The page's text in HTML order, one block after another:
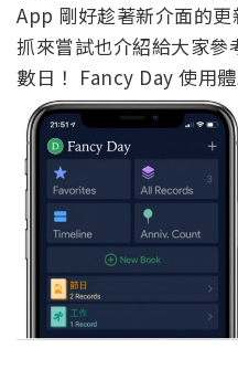
App 剛好趁著新介面的
抓來嘗試也介紹給大家參
數日！ Fancy Day 使用體